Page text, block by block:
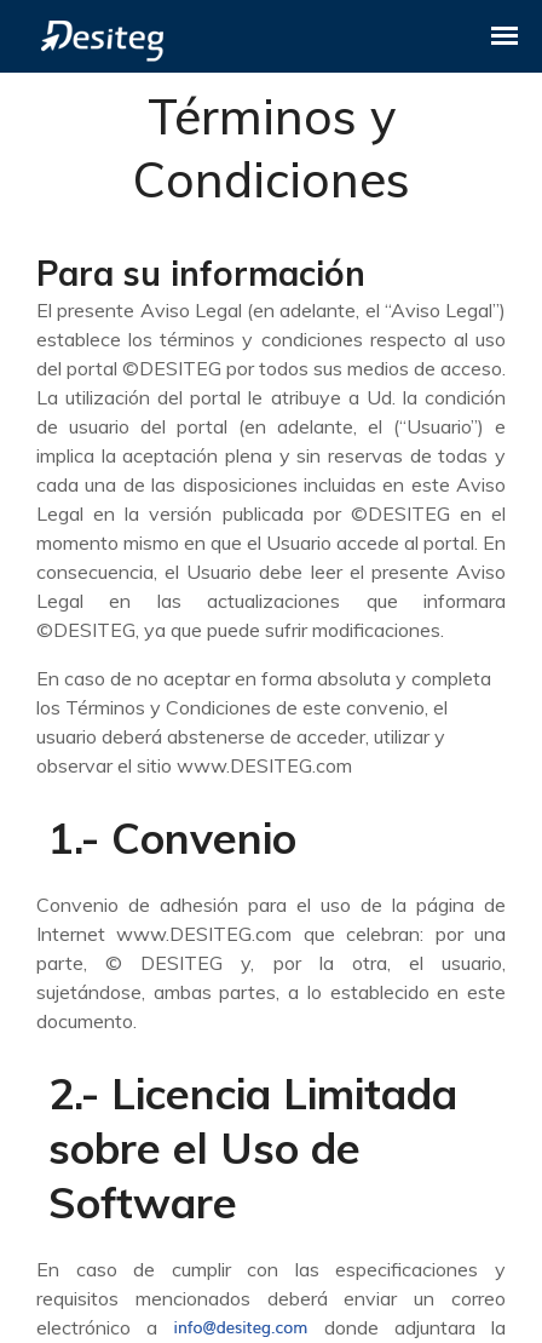
Términos y
Condiciones
Para su información
El presente Aviso Legal (en adelante, el “Aviso Legal”)
establece los términos y condiciones respecto al uso
del portal ©DESITEG por todos sus medios de acceso.
La utilización del portal le atribuye a Ud. la condición
de usuario del portal (en adelante, el (“Usuario”) e
implica la aceptación plena y sin reservas de todas y
cada una de las disposiciones incluidas en este Aviso
Legal en la versión publicada por ©DESITEG en el
momento mismo en que el Usuario accede al portal. En
consecuencia, el Usuario debe leer el presente Aviso
Legal en las actualizaciones que informara
©DESITEG, ya que puede sufrir modificaciones.
En caso de no aceptar en forma absoluta y completa
los Términos y Condiciones de este convenio, el
usuario deberá abstenerse de acceder, utilizar y
observar el sitio www.DESITEG.com
1.- Convenio
Convenio de adhesión para el uso de la página de
Internet www.DESITEG.com que celebran: por una
parte, © DESITEG y, por la otra, el usuario,
sujetándose, ambas partes, a lo establecido en este
documento.
2.- Licencia Limitada
sobre el Uso de
Software
En caso de cumplir con las especificaciones y
requisitos mencionados deberá enviar un correo
electrónico a
donde adjuntara la